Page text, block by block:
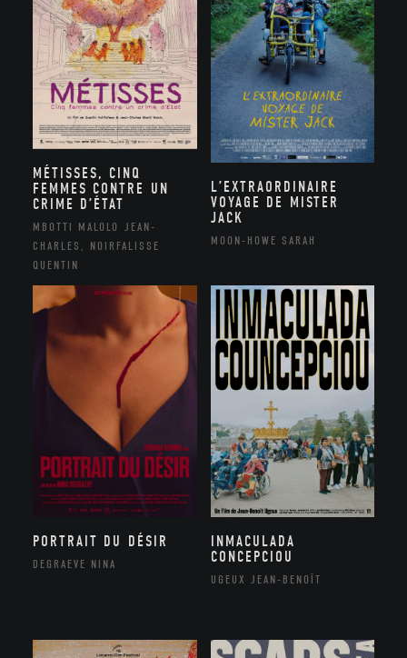
MÉTISSES, CINQ
FEMMES CONTRE UN
CRIME D’ÉTAT
MBOTTI MALOLO JEAN-
CHARLES, NOIRFALISSE
QUENTIN
L’EXTRAORDINAIRE
VOYAGE DE MISTER
JACK
MOON-HOWE SARAH
PORTRAIT DU DÉSIR
DEGRAEVE NINA
INMACULADA
CONCEPCIOU
UGEUX JEAN-BENOÎT